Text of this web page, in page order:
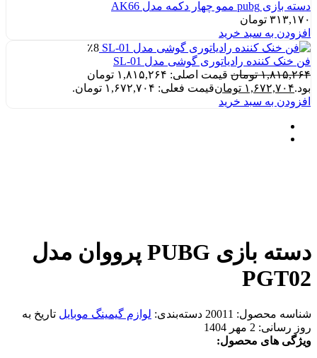
دسته بازی pubg ممو چهار دکمه مدل AK66
۳۱۳,۱۷۰ تومان
افزودن به سبد خرید
٪8
فن خنک کننده رادیاتوری گوشی مدل SL-01
۱,۸۱۵,۲۶۴ تومان
قیمت اصلی: ۱,۸۱۵,۲۶۴ تومان
بود.۱,۶۷۲,۷۰۴ تومانقیمت فعلی: ۱,۶۷۲,۷۰۴ تومان.
افزودن به سبد خرید
دسته بازی PUBG پرووان مدل
PGT02
شناسه محصول: 20011 دسته‌بندی: لوازم گیمینگ موبایل تاریخ به
روز رسانی: 2 مهر 1404
ویژگی های محصول: